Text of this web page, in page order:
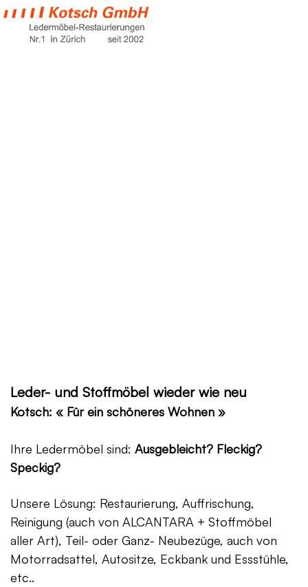
Leder- und Stoffmöbel wieder wie neu
Kotsch: « Für ein schöneres Wohnen »
Ihre Ledermöbel sind: Ausgebleicht? Fleckig?
Speckig?
Unsere Lösung: Restaurierung, Auffrischung,
Reinigung (auch von ALCANTARA + Stoffmöbel
aller Art), Teil- oder Ganz- Neubezüge, auch von
Motorradsattel, Autositze, Eckbank und Essstühle,
etc..